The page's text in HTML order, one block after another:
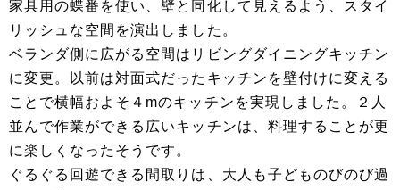
家具用の蝶番を使い、壁と同化して見えるよう、スタイ
リッシュな空間を演出しました。
ベランダ側に広がる空間はリビングダイニングキッチン
に変更。以前は対面式だったキッチンを壁付けに変える
ことで横幅およそ４mのキッチンを実現しました。２人
並んで作業ができる広いキッチンは、料理することが更
に楽しくなったそうです。
ぐるぐる回遊できる間取りは、大人も子どものびのび過